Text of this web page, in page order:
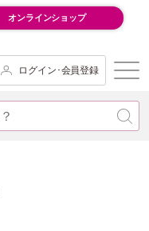
オンラインショップ
ログイン･会員登録